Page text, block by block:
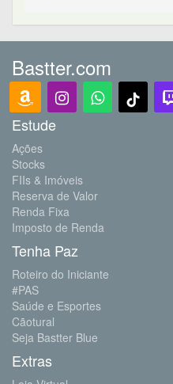
Bastter.com
Estude
Ações
Stocks
FIIs & Imóveis
Reserva de Valor
Renda Fixa
Imposto de Renda
Tenha Paz
Roteiro do Iniciante
#PAS
Saúde e Esportes
Cãotural
Seja Bastter Blue
Extras